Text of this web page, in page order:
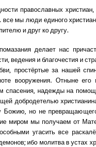
православных
мы люди единого
и друг ко другу.
делает нас
ведения и благочестия и
простёртые за нашей
вооружения. Отныне
спасения, надежды на
добродетелью
Божию, но не
миром мы получаем от
угасить все
ибо молитва в устах